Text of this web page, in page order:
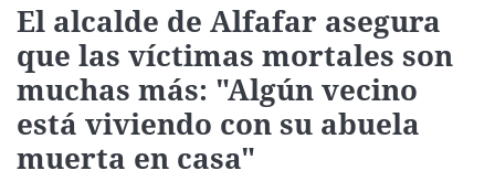
El alcalde de Alfafar asegura
que las víctimas mortales son
muchas más: "Algún vecino
está viviendo con su abuela
muerta en casa"